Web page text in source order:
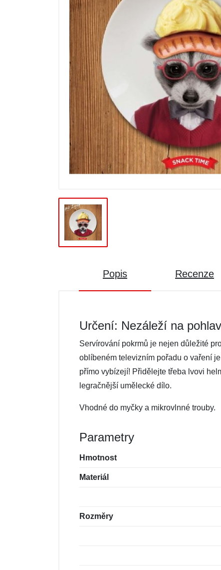
Výprodej
Popis Recenze
Určení: Nezáleží na
Servírování pokrmů je nejen důležité
oblíbeném televizním pořadu o vaření
přímo vybízejí! Přidělejte třeba lvovi
legračnější umělecké dílo.
Vhodné do myčky a mikrovlnné trouby.
Parametry
Hmotnost
Materiál
Rozměry